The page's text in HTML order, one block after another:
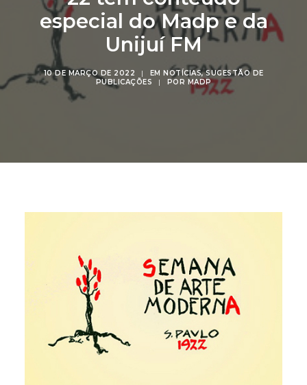
Apoie
Projetos
Gestão do Arquivo Fidene
Conecte
especial do Madp e da
Unijuí FM
10 DE MARÇO DE 2022 | EM NOTÍCIAS,SUGESTÃO DE
PUBLICAÇÕES
| POR MADP